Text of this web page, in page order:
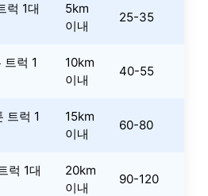
럭 1대
5km
이내
25-35
트럭 1
10km
이내
40-55
트럭 1
15km
이내
60-80
럭 1대
20km
이내
90-120